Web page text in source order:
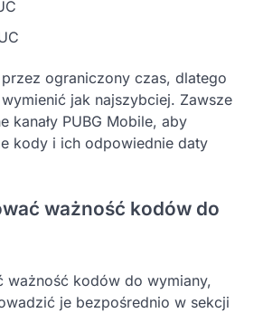
ograniczony czas, dlatego
jak najszybciej. Zawsze
kanały PUBG Mobile, aby
kody i ich odpowiednie daty
ważność kodów do
ważność kodów do wymiany,
je bezpośrednio w sekcji